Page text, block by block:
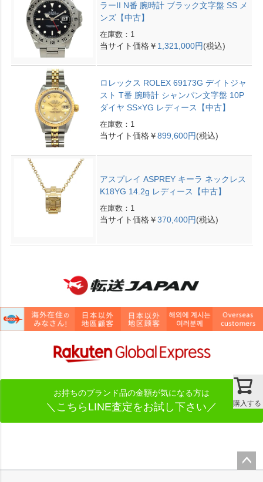
購入する
ラーII N番 腕時計 ブラック文字盤 SS メ
ンズ【中古】
在庫数：1
当サイト価格￥ 1,321,000円(税込)
ロレックス ROLEX 69173G デイトジャ
スト T番 腕時計 シャンパン文字盤 10P
ダイヤ SS×YG レディース【中古】
在庫数：1
当サイト価格￥899,600円(税込)
アスプレイ ASPREY キーラ ネックレス
K18YG 14.2g レディース【中古】
在庫数：1
当サイト価格￥370,400円(税込)
お持ちのブランド品の金額が気になる方は
＼こちらLINE査定をお試し下さい／